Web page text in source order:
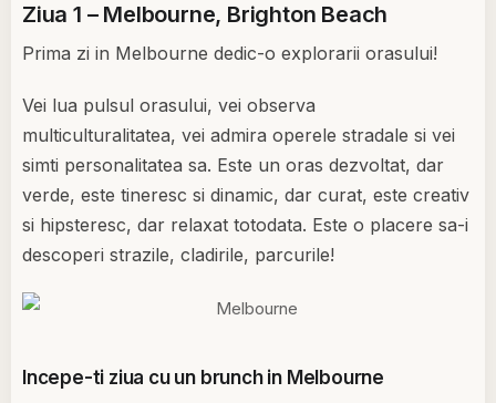
Ziua 1 – Melbourne, Brighton Beach
Prima zi in Melbourne dedic-o explorarii orasului!
Vei lua pulsul orasului, vei observa
multiculturalitatea, vei admira operele stradale si vei
simti personalitatea sa. Este un oras dezvoltat, dar
verde, este tineresc si dinamic, dar curat, este creativ
si hipsteresc, dar relaxat totodata. Este o placere sa-i
descoperi strazile, cladirile, parcurile!
Incepe-ti ziua cu un brunch in Melbourne